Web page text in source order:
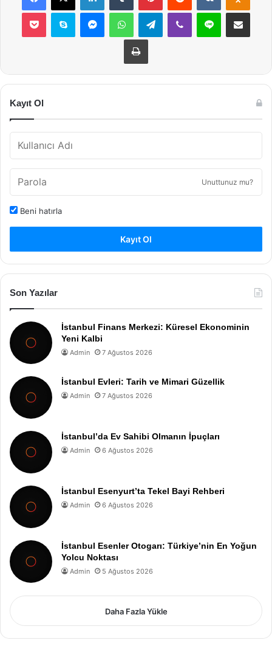
Pocket Skype MessengerWhatsAppTelegramViber Line E-Posta ile
Yazdır
Kayıt Ol
Unuttunuz mu?
Beni hatırla
Kayıt Ol
Son Yazılar
İstanbul Finans Merkezi: Küresel Ekonominin
Yeni Kalbi
Admin 7 Ağustos 2026
İstanbul Evleri: Tarih ve Mimari Güzellik
Admin 7 Ağustos 2026
İstanbul’da Ev Sahibi Olmanın İpuçları
Admin 6 Ağustos 2026
İstanbul Esenyurt’ta Tekel Bayi Rehberi
Admin 6 Ağustos 2026
İstanbul Esenler Otogarı: Türkiye’nin En Yoğun
Yolcu Noktası
Admin 5 Ağustos 2026
Daha Fazla Yükle